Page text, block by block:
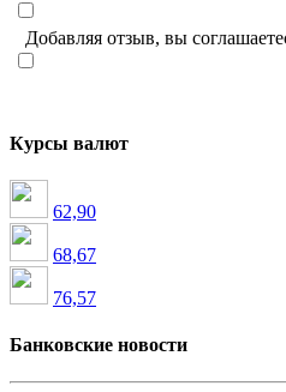
Добавляя отзыв, вы
Курсы валют
62,90
68,67
76,57
Банковские новости